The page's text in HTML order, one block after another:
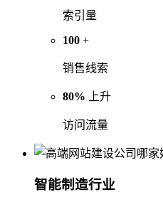
索引量
100 +
销售线索
80% 上升
访问流量
智能制造行业